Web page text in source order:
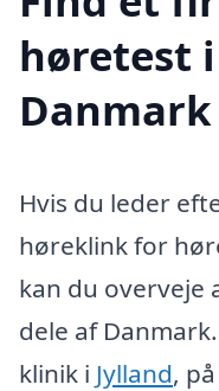
høretest
Danmark
Hvis du leder
høreklink for
kan du overveje
dele af
klinik i Jylland, på